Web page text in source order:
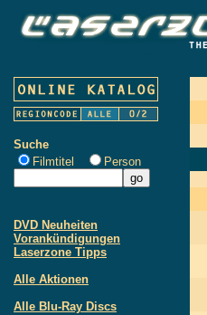
Suche
Filmtitel
Person
DVD Neuheiten
Vorankündigungen
Laserzone Tipps
Alle Aktionen
Alle Blu-Ray Discs